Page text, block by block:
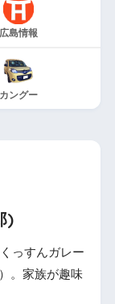
広島情報
カングー
)
っすんガレー
。家族が趣味